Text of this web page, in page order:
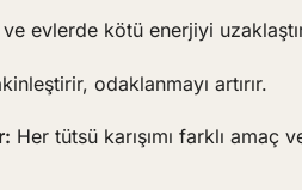
evlerde kötü enerjiyi
odaklanmayı artırır.
Her tütsü karışımı farklı amaç